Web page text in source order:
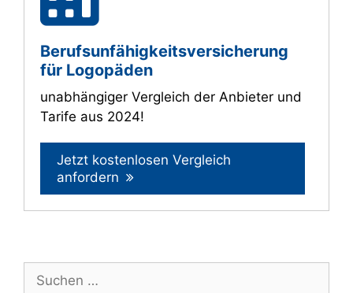
Berufs­unfähig­keitsversicherung
für Logopäden
unabhängiger Vergleich der Anbieter und
Tarife aus 2024!
Jetzt kostenlosen Vergleich
anfordern
Suche